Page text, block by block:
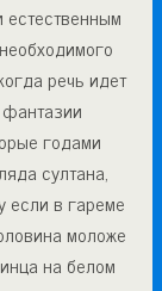
естественным
речь идет
годами
султана,
если в гареме
моложе
на белом